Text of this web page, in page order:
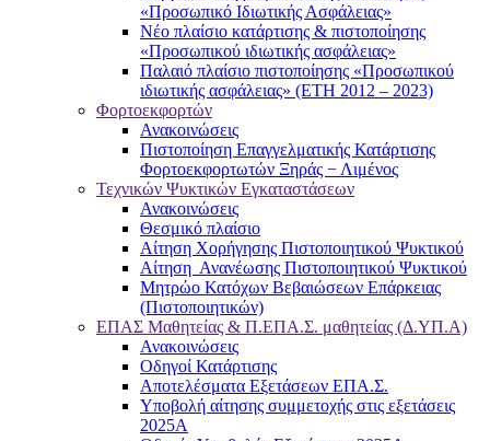
«Προσωπικό Ιδιωτικής Ασφάλειας»
Νέο πλαίσιο κατάρτισης & πιστοποίησης
«Προσωπικού ιδιωτικής ασφάλειας»
Παλαιό πλαίσιο πιστοποίησης «Προσωπικού
ιδιωτικής ασφάλειας» (ΕΤΗ 2012 – 2023)
Φορτοεκφορτών
Ανακοινώσεις
Πιστοποίηση Επαγγελματικής Κατάρτισης
Φορτοεκφορτωτών Ξηράς − Λιμένος
Τεχνικών Ψυκτικών Εγκαταστάσεων
Ανακοινώσεις
Θεσμικό πλαίσιο
Αίτηση Χορήγησης Πιστοποιητικού Ψυκτικού
Αίτηση Ανανέωσης Πιστοποιητικού Ψυκτικού
Μητρώο Κατόχων Βεβαιώσεων Επάρκειας
(Πιστοποιητικών)
ΕΠΑΣ Μαθητείας & Π.ΕΠΑ.Σ. μαθητείας (Δ.ΥΠ.Α)
Ανακοινώσεις
Oδηγοί Κατάρτισης
Αποτελέσματα Εξετάσεων ΕΠΑ.Σ.
Υποβολή αίτησης συμμετοχής στις εξετάσεις
2025Α